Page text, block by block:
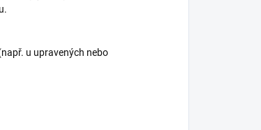
u upravených nebo